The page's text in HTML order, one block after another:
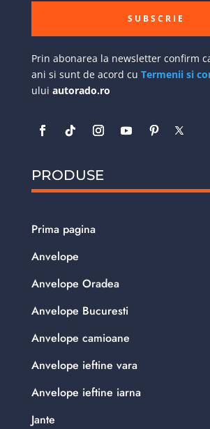
SUBSCRIE
Prin abonarea la newsletter confirm
ani si sunt de acord cu Termenii si
ului autorado.ro
PRODUSE
Prima pagina
Anvelope
Anvelope Oradea
Anvelope Bucuresti
Anvelope camioane
Anvelope ieftine vara
Anvelope ieftine iarna
Jante